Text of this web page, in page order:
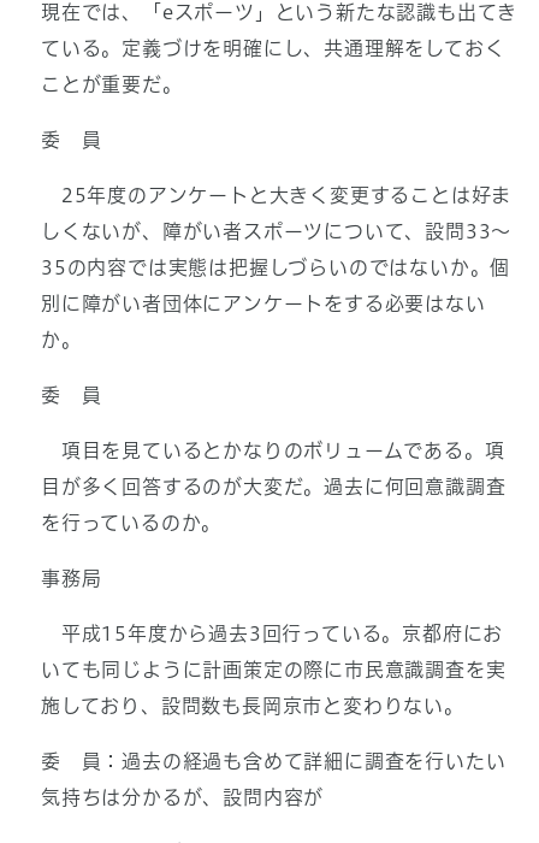
現在では、「eスポーツ」という新たな認識も出てき
ている。定義づけを明確にし、共通理解をしておく
ことが重要だ。
委 員
25年度のアンケートと大きく変更することは好ま
しくないが、障がい者スポーツについて、設問33～
35の内容では実態は把握しづらいのではないか。個
別に障がい者団体にアンケートをする必要はない
か。
委 員
項目を見ているとかなりのボリュームである。項
目が多く回答するのが大変だ。過去に何回意識調査
を行っているのか。
事務局
平成15年度から過去3回行っている。京都府にお
いても同じように計画策定の際に市民意識調査を実
施しており、設問数も長岡京市と変わりない。
委 員：過去の経過も含めて詳細に調査を行いたい
気持ちは分かるが、設問内容が